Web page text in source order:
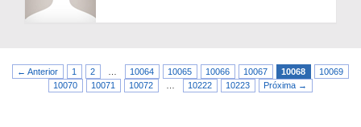
← Anterior 1 2 10064 10065 10066 10067 10068
10069
10070
10071 10072 10222 10223 Próxima →